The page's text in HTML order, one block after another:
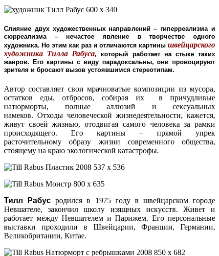
Слияние двух художественных направлений – гиперреализма и
сюрреализма – нечастое явление в творчестве одного
художника. Но этим как раз и отличаются картины швейцарского
художника Тилла Рабуса,который работает на стыке таких
жанров. Его картины с виду парадоксальны, они провоцируют
зрителя и бросают вызов устоявшимся стереотипам.
Автор составляет свои мрачноватые композиции из мусора,
остатков еды, отбросов, собирая их в причудливые
натюрморты, полные аллюзий и сексуальных
намеков. Отходы человеческой жизнедеятельности, кажется,
живут своей жизнью, отодвигая самого человека за рамки
происходящего. Его картины – прямой упрек
расточительному образу жизни современного общества,
стоящему на краю экологической катастрофы.
Тилл Рабус родился в 1975 году в швейцарском городе
Невшателе, закончил школу изящных искусств. Живет и
работает между Невшателем и Парижем. Его персональные
выставки проходили в Швейцарии, Франции, Германии,
Великобритании, Китае.